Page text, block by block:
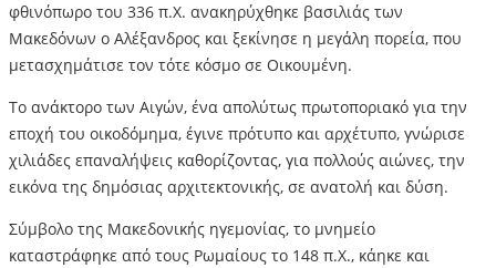
φθινόπωρο του 336 π.Χ. ανακηρύχθηκε βασιλιάς των
Μακεδόνων ο Αλέξανδρος και ξεκίνησε η μεγάλη πορεία, που
μετασχημάτισε τον τότε κόσμο σε Οικουμένη.
Το ανάκτορο των Αιγών, ένα απολύτως πρωτοποριακό για την
εποχή του οικοδόμημα, έγινε πρότυπο και αρχέτυπο, γνώρισε
χιλιάδες επαναλήψεις καθορίζοντας, για πολλούς αιώνες, την
εικόνα της δημόσιας αρχιτεκτονικής, σε ανατολή και δύση.
Σύμβολο της Μακεδονικής ηγεμονίας, το μνημείο
καταστράφηκε από τους Ρωμαίους το 148 π.Χ., κάηκε και